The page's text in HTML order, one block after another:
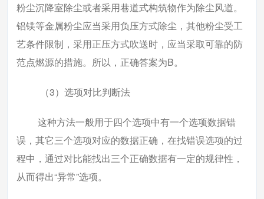
粉尘沉降室除尘或者采用巷道式构筑物作为除尘风道。
铝镁等金属粉尘应当采用负压方式除尘，其他粉尘受工
艺条件限制，采用正压方式吹送时，应当采取可靠的防
范点燃源的措施。所以，正确答案为B。
（3）选项对比判断法
这种方法一般用于四个选项中有一个选项数据错
误，其它三个选项对应的数据正确，在找错误选项的过
程中，通过对比能找出三个正确数据有一定的规律性，
从而得出“异常”选项。